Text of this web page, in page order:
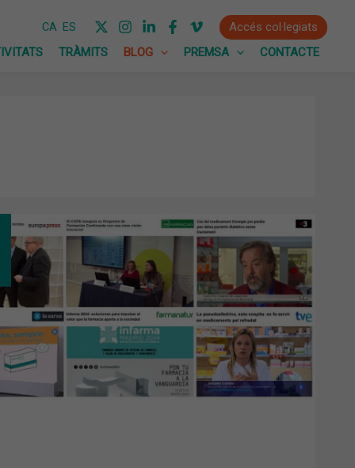
CA ES
Accés col·legiats
TRÀMITS BLOG PREMSA CONTACTE